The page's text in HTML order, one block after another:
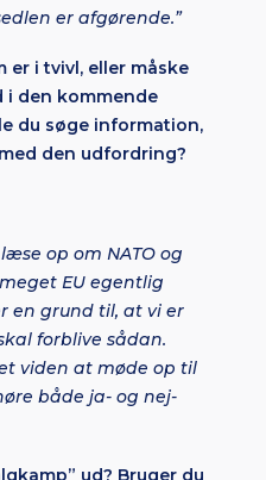
er afgørende.”
er i tvivl, eller måske
i den kommende
du søge information,
den udfordring?
op om NATO og
EU egentlig
en grund til, at vi er
forblive sådan.
viden at møde op til
både ja- og nej-
ud? Bruger du